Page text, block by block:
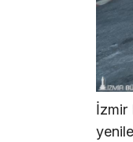
İzmir